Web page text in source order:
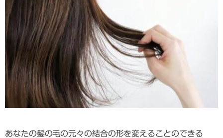
あなたの髪の毛の元々の結合の形を変えることのできる